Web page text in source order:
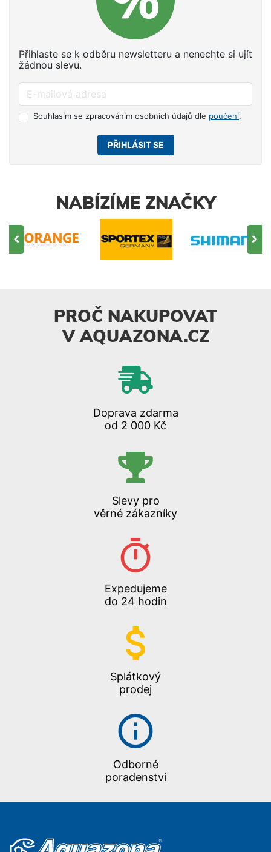
Přihlaste se k odběru newsletteru a nenechte si ujít
žádnou slevu.
Souhlasím se zpracováním osobních údajů dle poučení.
PŘIHLÁSIT SE
NABÍZÍME ZNAČKY
PROČ NAKUPOVAT
V AQUAZONA.CZ
Doprava zdarma
od 2 000 Kč
Slevy pro
věrné zákazníky
Expedujeme
do 24 hodin
Splátkový
prodej
Odborné
poradenství